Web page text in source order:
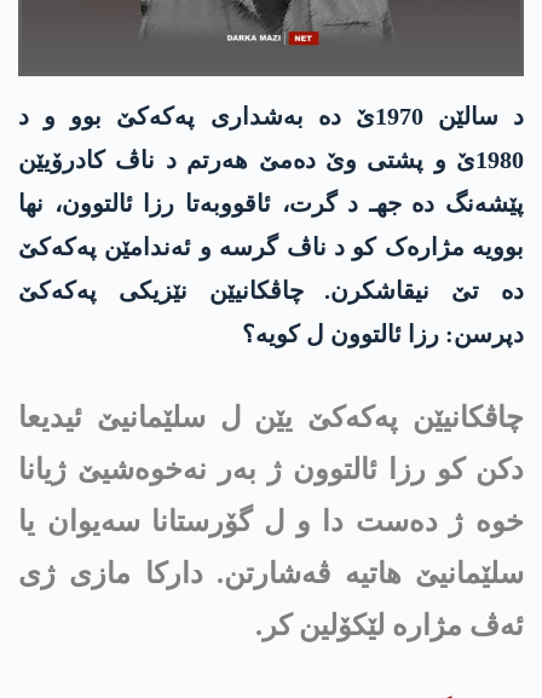
د سالێن 1970ێ دە بەشداری په‌كه‌كێ بوو و د
1980ێ و پشتی وێ دەمێ هەرتم د ناڤ کادرۆیێن
پێشەنگ دە جهـ د گرت، ئاقووبەتا رزا ئالتوون، نها
بوویە مژارەک کو د ناڤ گرسە و ئەندامێن په‌كه‌كێ
دە تێ نیقاشکرن. چاڤکانیێن نێزیکی په‌كه‌كێ
دپرسن: رزا ئالتوون ل کویە؟
چاڤکانیێن په‌كه‌كێ یێن ل سلێمانیێ ئیدیعا
دکن کو رزا ئالتوون ژ بەر نەخوەشیێ ژیانا
خوە ژ دەست دا و ل گۆرستانا سەیوان یا
سلێمانیێ هاتیە ڤەشارتن. دارکا مازی ژی
ئەڤ مژارە لێکۆلین کر.